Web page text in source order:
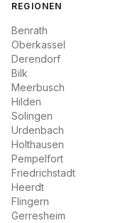
REGIONEN
Benrath
Oberkassel
Derendorf
Bilk
Meerbusch
Hilden
Solingen
Urdenbach
Holthausen
Pempelfort
Friedrichstadt
Heerdt
Flingern
Gerresheim